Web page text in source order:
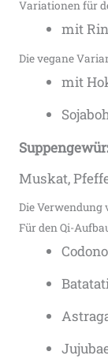
Variationen für
mit
Die vegane
mit
Muskat,
Die
Für den Qi-